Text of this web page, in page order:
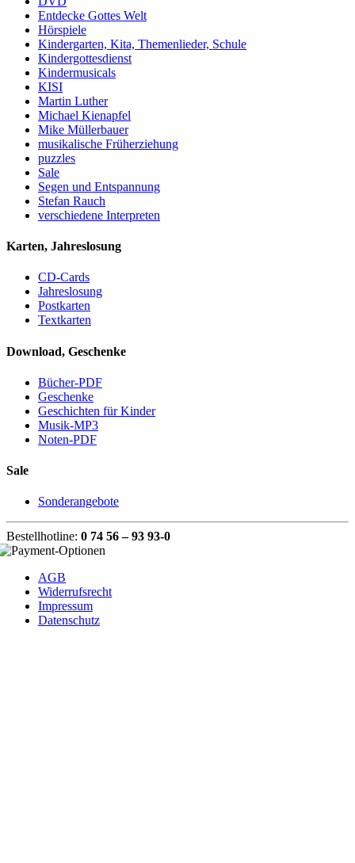
Entdecke Gottes Welt
Hörspiele
Kindergarten, Kita, Themenlieder, Schule
Kindergottesdienst
Kindermusicals
KISI
Martin Luther
Michael Kienapfel
Mike Müllerbauer
musikalische Früherziehung
puzzles
Sale
Segen und Entspannung
Stefan Rauch
verschiedene Interpreten
Karten, Jahreslosung
CD-Cards
Jahreslosung
Postkarten
Textkarten
Download, Geschenke
Bücher-PDF
Geschenke
Geschichten für Kinder
Musik-MP3
Noten-PDF
Sale
Sonderangebote
Bestellhotline: 0 74 56 – 93 93-0
AGB
Widerrufsrecht
Impressum
Datenschutz